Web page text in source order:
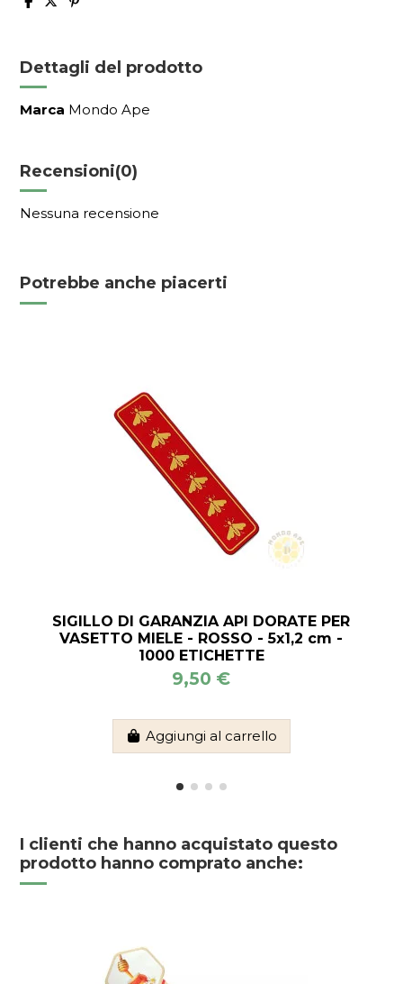
Dettagli del prodotto
Marca Mondo Ape
Recensioni(0)
Nessuna recensione
Potrebbe anche piacerti
SIGILLO DI GARANZIA API DORATE PER
VASETTO MIELE - ROSSO - 5x1,2 cm -
1000 ETICHETTE
9,50 €
Aggiungi al carrello
I clienti che hanno acquistato questo
prodotto hanno comprato anche: